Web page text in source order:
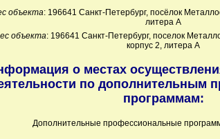
объекта: 196641 Санкт-Петербург, посёлок
литера А
объекта: 196641 Санкт-Петербург, поселок
корпус 2, литера А
о местах
по дополнительным
программам:
Дополнительные профессиональные